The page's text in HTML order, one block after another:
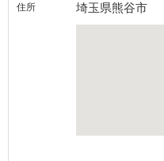
住所 埼玉県熊谷市